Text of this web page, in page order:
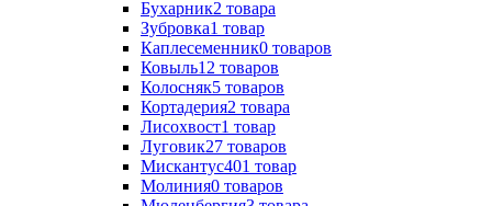
Бухарник2 товара
Зубровка1 товар
Каплесеменник0 товаров
Ковыль12 товаров
Колосняк5 товаров
Кортадерия2 товара
Лисохвост1 товар
Луговик27 товаров
Мискантус401 товар
Молиния0 товаров